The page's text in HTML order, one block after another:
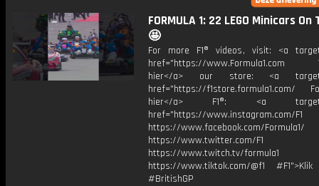
FORMULA 1: 22 LEGO Minicars On
🤩
For more F1® videos, visit: <a
href="https://www.Formula1.com
hier</a> our store: <a
href="https://f1store.formula1.com/
hier</a> F1®: <a
href="https://www.instagram.com/F1
https://www.facebook.com/Formula1/
https://www.twitter.com/F1
https://www.twitch.tv/formula1
https://www.tiktok.com/@f1
#BritishGP